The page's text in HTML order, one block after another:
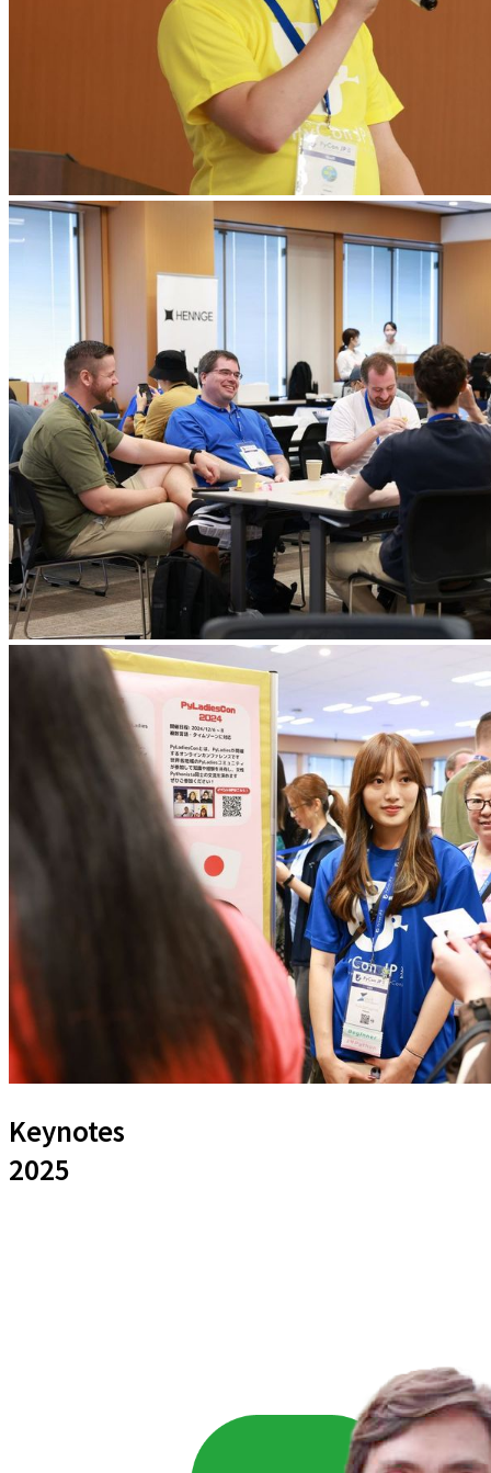
Keynotes
2025